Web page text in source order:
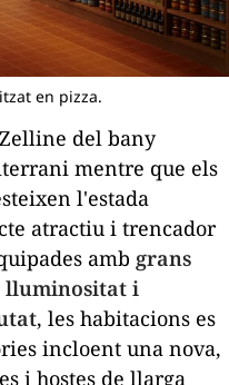
en pizza.
del bany
mentre que els
l'estada
atractiu i trencador
amb grans
lluminositat i
, les habitacions es
incloent una nova,
i hostes de llarga